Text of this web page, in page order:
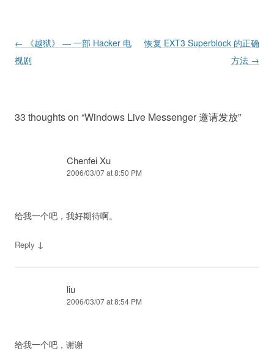
Post navigation
← 《越狱》 — 一部 Hacker 电
视剧
恢复 EXT3 Superblock 的正确
方法 →
33 thoughts on “Windows Live Messenger 邀请发放”
Chenfei Xu
2006/03/07 at 8:50 PM
给我一个吧，我好期待啊。
Reply ↓
liu
2006/03/07 at 8:54 PM
给我一个吧，谢谢